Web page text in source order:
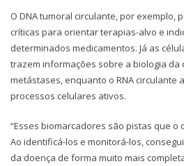
O DNA tumoral circulante, por exemplo,
críticas para orientar terapias-alvo e
determinados medicamentos. Já as
trazem informações sobre a biologia da
metástases, enquanto o RNA circulante
processos celulares ativos.
“Esses biomarcadores são pistas que o
Ao identificá-los e monitorá-los,
da doença de forma muito mais